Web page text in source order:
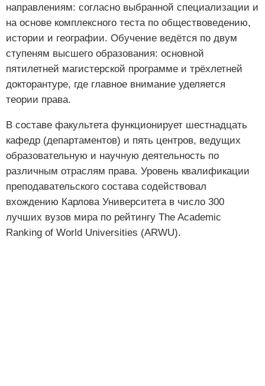
направлениям: согласно выбранной специализации и
на основе комплексного теста по обществоведению,
истории и географии. Обучение ведётся по двум
ступеням высшего образования: основной
пятилетней магистерской программе и трёхлетней
докторантуре, где главное внимание уделяется
теории права.
В составе факультета функционирует шестнадцать
кафедр (департаментов) и пять центров, ведущих
образовательную и научную деятельность по
различным отраслям права. Уровень квалификации
преподавательского состава содействовал
вхождению Карлова Университета в число 300
лучших вузов мира по рейтингу The Academic
Ranking of World Universities (ARWU).